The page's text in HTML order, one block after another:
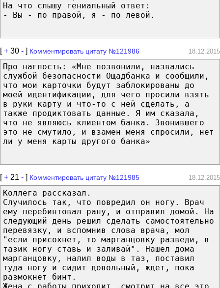
На что слышу гениальный ответ:
- Вы - по правой, я - по левой.
[+ 30 - ] Комментировать цитату №121986 18.12.2015
Про наглость: «Мне позвонили, назвались
службой безопасности Ощадбанка и сообщили,
что мои карточки будут заблокированы до
моей идентификации, для чего просили взять
в руки карту и что-то с ней сделать, а
также продиктовать данные. Я им сказала,
что не являюсь клиентом банка. Звонившего
это не смутило, и взамен меня спросили, нет
ли у меня карты другого банка»
[+ 21 - ] Комментировать цитату №121985 18.12.2015
Коллега рассказал.
Случилось так, что повредил он ногу. Врач
ему перебинтовал рану, и отправил домой. На
следующий день решил сделать самостоятельно
перевязку, и вспомнив слова врача, мол
"если присохнет, то марганцовку разведи, в
тазик ногу ставь и заливай". Нашел дома
марганцовку, налил воды в таз, поставил
туда ногу и сидит довольный, ждет, пока
размокнет бинт.
Жена с работы приходит, смотрит на все это